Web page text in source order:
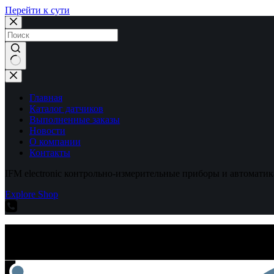
Перейти к сути
Ничего
не
найденоГлавная
Каталог датчиков
Выполненные заказы
Новости
О компании
Контакты
IFM electronic контрольно-измерительные приборы и
Explore Shop